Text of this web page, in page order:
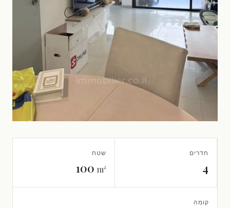
חדרים
4
שטח
100 m²
קומה